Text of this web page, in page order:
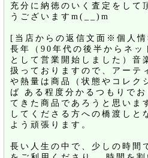
充分に納徳のいく査定をして
うございますm(__)m
[当店からの返信文面※個人
長年（90年代の後半からネッ
として営業開始しました）音
扱っておりますので、アーテ
や熱量は商品（状態やコレク
ば ある程度分かるつもりで
てきた商品であろうと思いま
してくださる方への橋渡しと
よう頑張ります。
長い人生の中で、少しの時間